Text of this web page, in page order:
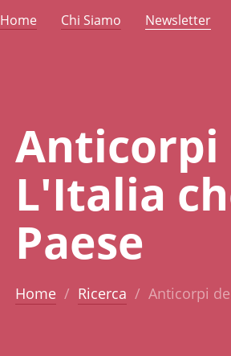
Home Chi Siamo Newsletter
Anticorpi
L'Italia
Paese
Home Ricerca Anticorpi